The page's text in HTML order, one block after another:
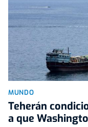
MUNDO
Teherán
a que